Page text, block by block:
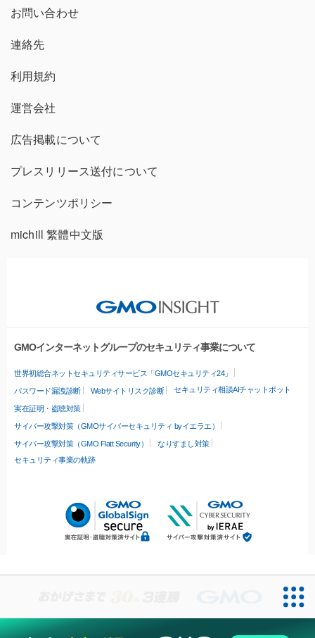
お問い合わせ
連絡先
利用規約
運営会社
広告掲載について
プレスリリース送付について
コンテンツポリシー
michill 繁體中文版
GMOインターネットグループのセキュリティ事業について
世界初総合ネットセキュリティサービス「GMOセキュリティ24」
パスワード漏洩診断 Webサイトリスク診断 セキュリティ相談AIチャットボット
実在証明・盗聴対策
サイバー攻撃対策（GMOサイバーセキュリティ byイエラエ）
サイバー攻撃対策（GMO Flatt Security）
なりすまし対策
セキュリティ事業の軌跡